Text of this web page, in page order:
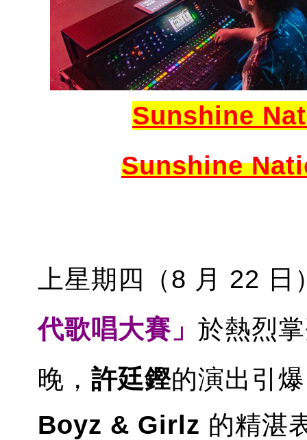
Sunshine
Sunshine
上星期四（8 月 22 日
代歌唱大賽」 於熱烈
晚， 許廷鏗的演出引
Boyz & Girlz 的精湛